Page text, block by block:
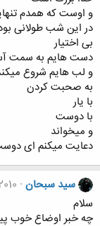
و اوست که همدم
در این شب طولانی
بی اختیار
دست هایم به سمت
و لب هایم شروع
به صحبت کردن
با یار
با دوست
و میخواند
دعایت میکنم ای
سید سبحان
سلام
چه خبر اوضاع خوب